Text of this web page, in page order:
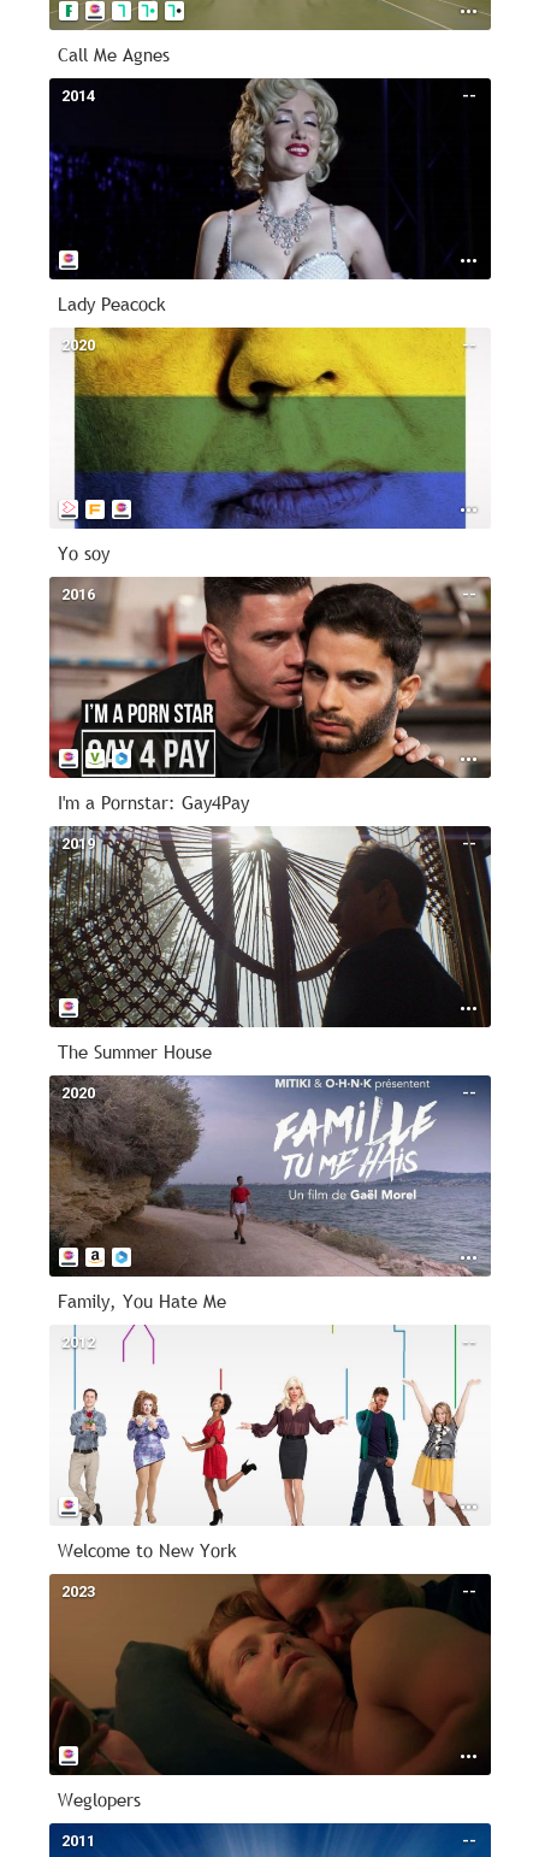
Call Me Agnes
--
2014
Lady Peacock
--
2020
Yo soy
--
2016
I'm a Pornstar: Gay4Pay
--
2019
The Summer House
--
2020
Family, You Hate Me
--
2012
Welcome to New York
--
2023
Weglopers
--
2011